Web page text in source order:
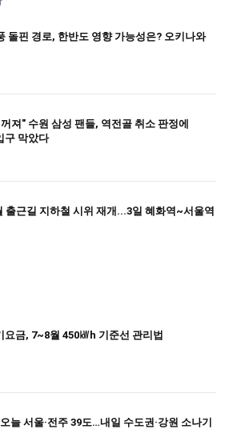
돌핀 경로, 한반도 영향 가능성은? 오키나와
져" 수원 삼성 팬들, 역전골 취소 판정에
구 막았다
출근길 지하철 시위 재개...3일 혜화역~서울역
요금, 7~8월 450㎾h 기준선 관리법
늘 서울·전주 39도…내일 수도권·강원 소나기